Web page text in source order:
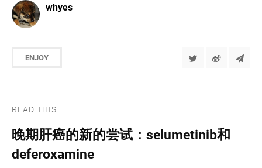
whyes
ENJOY
READ THIS
晚期肝癌的新的尝试：selumetinib和
deferoxamine